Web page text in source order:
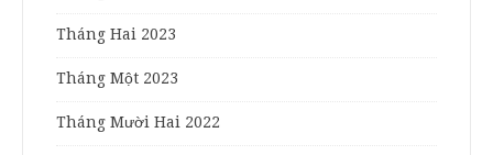
Tháng Hai 2023
Tháng Một 2023
Tháng Mười Hai 2022